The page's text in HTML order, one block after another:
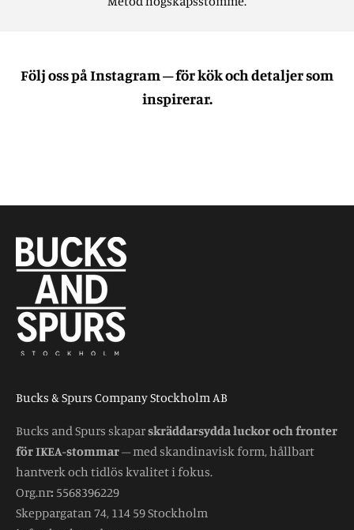
Följ oss på Instagram – för kök och detaljer som
inspirerar.
Bucks & Spurs Company Stockholm AB
Bucks and Spurs skaparskräddarsydda luckor och fronter
för IKEA-stommar– med skandinavisk form, hållbart
hantverk och tidlös kvalitet i fokus.
Org.nr: 5568396229
Skeppargatan 74, 114 59 Stockholm